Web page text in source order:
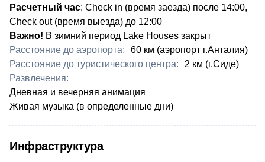
Расчетный час: Check in (время заезда) после 14:00,
Check out (время выезда) до 12:00
Важно! В зимний период Lake Houses закрыт
Расстояние до аэропорта:
60 км (аэропорт г.Анталия)
Расстояние до туристического центра:
2 км (г.Сиде)
Развлечения:
Дневная и вечерняя анимация
Живая музыка (в определенные дни)
Инфраструктура